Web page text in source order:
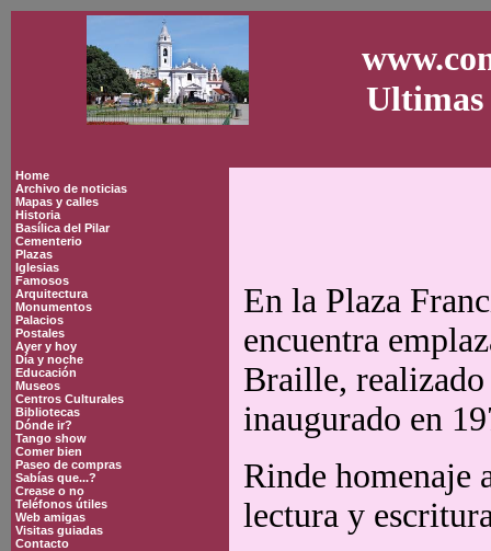
Ultimas
Home
Archivo de noticias
Mapas y calles
Historia
Basílica del Pilar
Cementerio
Plazas
Iglesias
Famosos
Arquitectura
Monumentos
Palacios
Postales
Ayer y hoy
Día y noche
Educación
Museos
Centros Culturales
Bibliotecas
Dónde ir?
Tango show
Comer bien
Paseo de compras
Sabías que...?
Crease o no
Teléfonos útiles
Web amigas
Visitas guiadas
Contacto
En la Plaza
encuentra
Braille,
inaugurado en
Rinde homenaje
lectura y